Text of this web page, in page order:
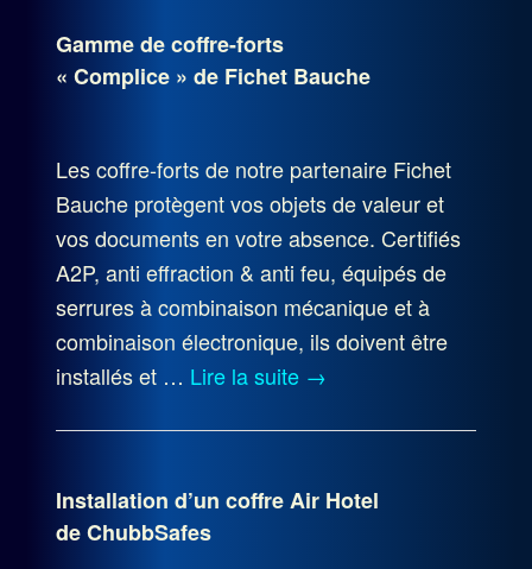
Gamme de coffre-forts
« Complice » de Fichet Bauche
Les coffre-forts de notre partenaire Fichet
Bauche protègent vos objets de valeur et
vos documents en votre absence. Certifiés
A2P, anti effraction & anti feu, équipés de
serrures à combinaison mécanique et à
combinaison électronique, ils doivent être
installés et … Lire la suite →
Installation d’un coffre Air Hotel
de ChubbSafes